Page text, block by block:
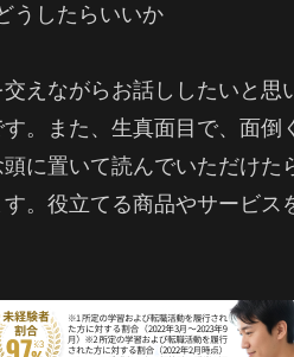
うしたらいいか
えながらお話ししたいと思
。また、生真面目で、面倒
に置いて読んでいただけた
。役立てる商品やサービス